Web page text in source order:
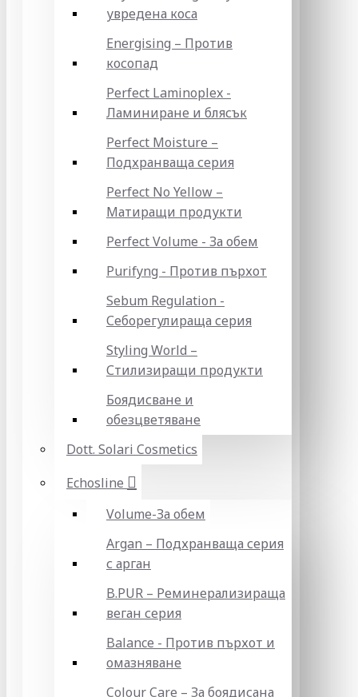
увредена коса
Energising – Против
косопад
Perfect Laminoplex -
Ламиниране и блясък
Perfect Moisture –
Подхранваща серия
Perfect No Yellow –
Матиращи продукти
Perfect Volume - За обем
Purifyng - Против пърхот
Sebum Regulation -
Себорегулираща серия
Styling World –
Стилизиращи продукти
Боядисване и
обезцветяване
Dott. Solari Cosmetics
Echosline
Volume-За обем
Argan – Подхранваща серия
с арган
B.PUR – Реминерализираща
веган серия
Balance - Против пърхот и
омазняване
Colour Care – За боядисана